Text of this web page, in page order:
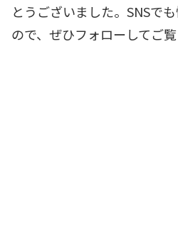
とうございました。SNSで
ので、ぜひフォローしてご覧